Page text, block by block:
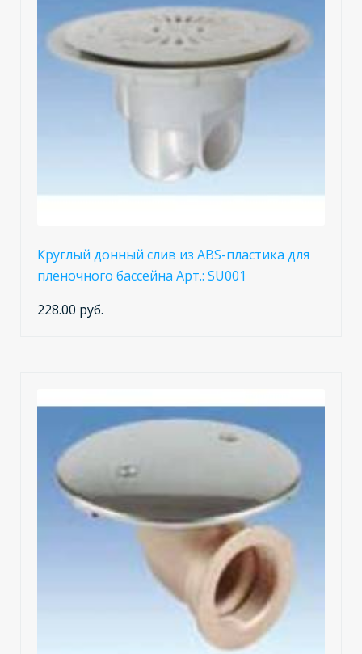
Круглый донный слив из ABS-пластика для
пленочного бассейна Арт.: SU001
228.00 руб.